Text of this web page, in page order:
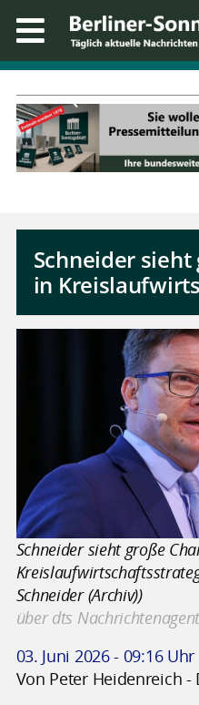
Schneider sieht
in
Schneider sieht große
Schneider (Archiv))
über dts
03. Juni 2026 - 09:16 Uhr
Von Peter Heidenreich -